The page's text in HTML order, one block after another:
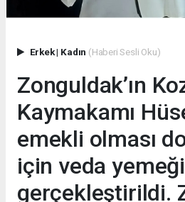
Erkek| Kadın (Haberi Sesli Oku)
Zonguldak’ın
Kaymakamı
emekli olması
için veda
gerçekleştirildi.